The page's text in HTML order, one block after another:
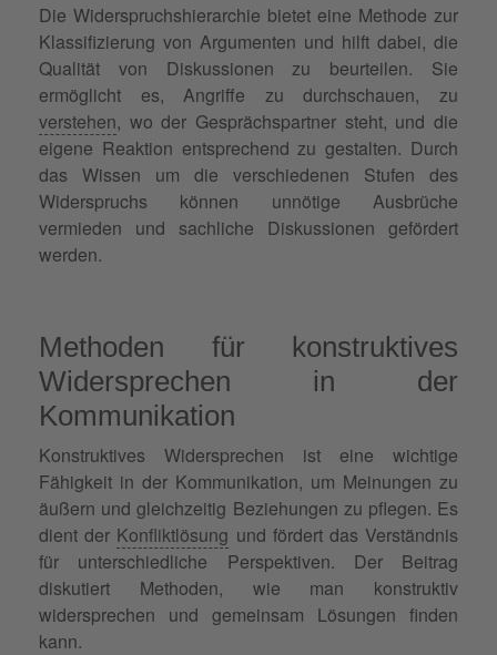
Die Widerspruchshierarchie bietet eine Methode zur
Klassifizierung von Argumenten und hilft dabei, die
Qualität von Diskussionen zu beurteilen. Sie
ermöglicht es, Angriffe zu durchschauen, zu
verstehen, wo der Gesprächspartner steht, und die
eigene Reaktion entsprechend zu gestalten. Durch
das Wissen um die verschiedenen Stufen des
Widerspruchs können unnötige Ausbrüche
vermieden und sachliche Diskussionen gefördert
werden.
Methoden für konstruktives
Widersprechen in der
Kommunikation
Konstruktives Widersprechen ist eine wichtige
Fähigkeit in der Kommunikation, um Meinungen zu
äußern und gleichzeitig Beziehungen zu pflegen. Es
dient der Konfliktlösung und fördert das Verständnis
für unterschiedliche Perspektiven. Der Beitrag
diskutiert Methoden, wie man konstruktiv
widersprechen und gemeinsam Lösungen finden
kann.